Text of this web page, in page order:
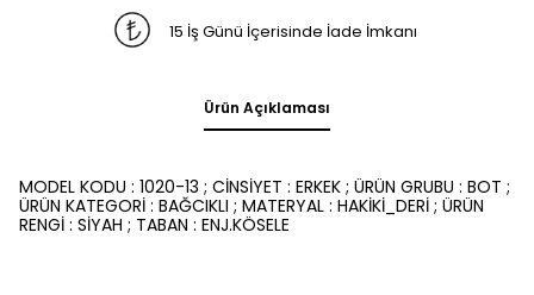
15 İş Günü İçerisinde İade İmkanı
Ürün Açıklaması
MODEL KODU : 1020-13 ; CİNSİYET : ERKEK ; ÜRÜN GRUBU : BOT ;
ÜRÜN KATEGORİ : BAĞCIKLI ; MATERYAL : HAKİKİ_DERİ ; ÜRÜN
RENGİ : SİYAH ; TABAN : ENJ.KÖSELE